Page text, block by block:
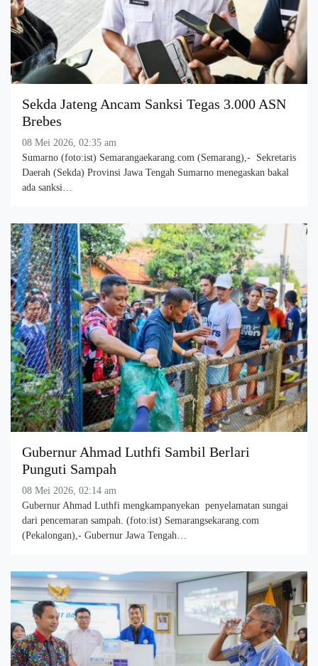
Sekda Jateng Ancam Sanksi Tegas 3.000 ASN
Brebes
08 Mei 2026, 02:35 am
Sumarno (foto:ist) Semarangaekarang.com (Semarang),- Sekretaris
Daerah (Sekda) Provinsi Jawa Tengah Sumarno menegaskan bakal
ada sanksi…
Gubernur Ahmad Luthfi Sambil Berlari
Punguti Sampah
08 Mei 2026, 02:14 am
Gubernur Ahmad Luthfi mengkampanyekan penyelamatan sungai
dari pencemaran sampah. (foto:ist) Semarangsekarang.com
(Pekalongan),- Gubernur Jawa Tengah…